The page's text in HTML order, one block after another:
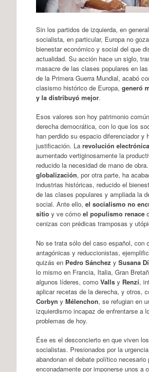
Sin los partidos de izquierda, en
socialista, en particular, Europa no
bienestar económico y social del que
actualidad. Su acción hace un siglo,
masacre de las clases populares en
de la Primera Guerra Mundial, acabó
clasismo histórico de Europa, generó
y la distribuyó mejor.
Esos valores son hoy patrimonio
derecha democrática, con lo que los
han perdido su espacio diferenciador y
justificación. La revolución electrónica
aumentado vertiginosamente la
reducido la necesidad de mano de
globalización, por otra parte, ha
industrias históricas, reducido el
de las clases populares y ampliada la
social. Ante ello, el socialismo no
sitioy ve cómo el populismo renace
cenizas con prédicas tramposas y
No se trata sólo del caso español, con
antagónicas y reduccionistas,
quizás en Pedro Sánchez y Susana
lo mismo en Francia, Italia, Gran
algunos líderes, como Vallsy Renzi,
aplicar recetas de la derecha, y otros,
Corbyn y Mélenchon, se refugian en
izquierdismo incapaz de enfrentarse a
problemas de hoy.
Ése es el desconcierto en que viven los
socialistas. Presionados por la
abandonan el debate político necesario
enconadamente por imponerse unos a